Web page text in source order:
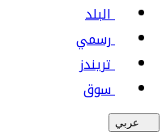
البلد
رسمي
تريندز
سوق
عربي